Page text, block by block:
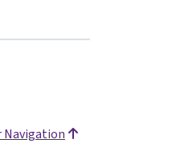
Navigation